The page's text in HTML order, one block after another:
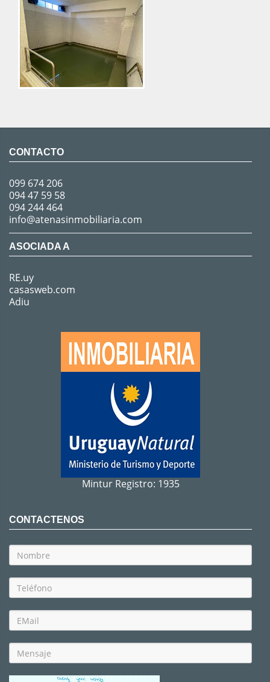
CONTACTO
099 674 206
094 47 59 58
094 244 464
info@atenasinmobiliaria.com
ASOCIADA A
RE.uy
casasweb.com
Adiu
Mintur Registro: 1935
CONTACTENOS